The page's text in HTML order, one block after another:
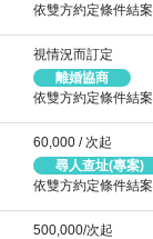
依雙方約定條件結案
視情況而訂定
離婚協商
依雙方約定條件結案
60,000 / 次起
尋人查址(專案)
依雙方約定條件結案
500,000/次起